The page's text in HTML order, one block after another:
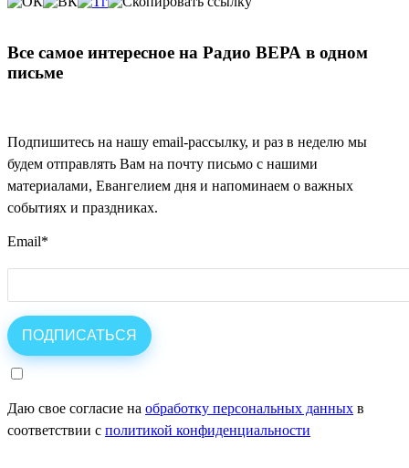
Все самое интересное на Радио ВЕРА в одном
письме
Подпишитесь на нашу email-рассылку, и раз в неделю мы
будем отправлять Вам на почту письмо с нашими
материалами, Евангелием дня и напоминаем о важных
событиях и праздниках.
Email*
Даю свое согласие на обработку персональных данных в
соответствии с политикой конфиденциальности